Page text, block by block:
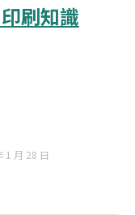
刷知識
1 月 28 日